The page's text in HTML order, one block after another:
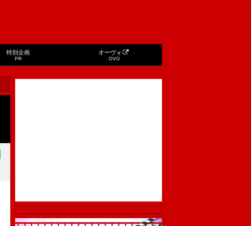
特別企画
PR
オーヴォ
OVO